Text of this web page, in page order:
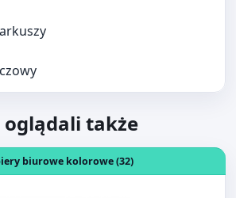
także
KSERO A4 80g 100 ark MIX 5
biurowe kolorowe (32)